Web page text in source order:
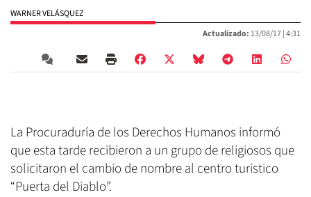
WARNER VELÁSQUEZ
Actualizado: 13/08/17 |4:31
La Procuraduría de los Derechos Humanos informó
que esta tarde recibieron a un grupo de religiosos que
solicitaron el cambio de nombre al centro turistico
“Puerta del Diablo”.